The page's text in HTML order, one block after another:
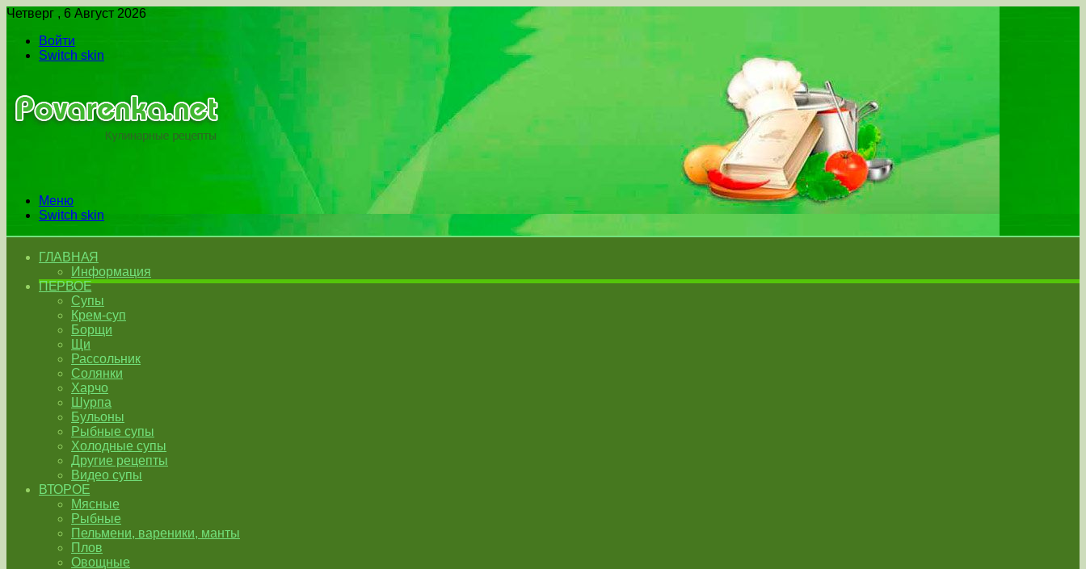
Четверг , 6 Август 2026
Войти
Switch skin
Меню
Switch skin
ГЛАВНАЯ
Информация
ПЕРВОЕ
Супы
Крем-суп
Борщи
Щи
Рассольник
Солянки
Харчо
Шурпа
Бульоны
Рыбные супы
Холодные супы
Другие рецепты
Видео супы
ВТОРОЕ
Мясные
Рыбные
Пельмени, вареники, манты
Плов
Овощные